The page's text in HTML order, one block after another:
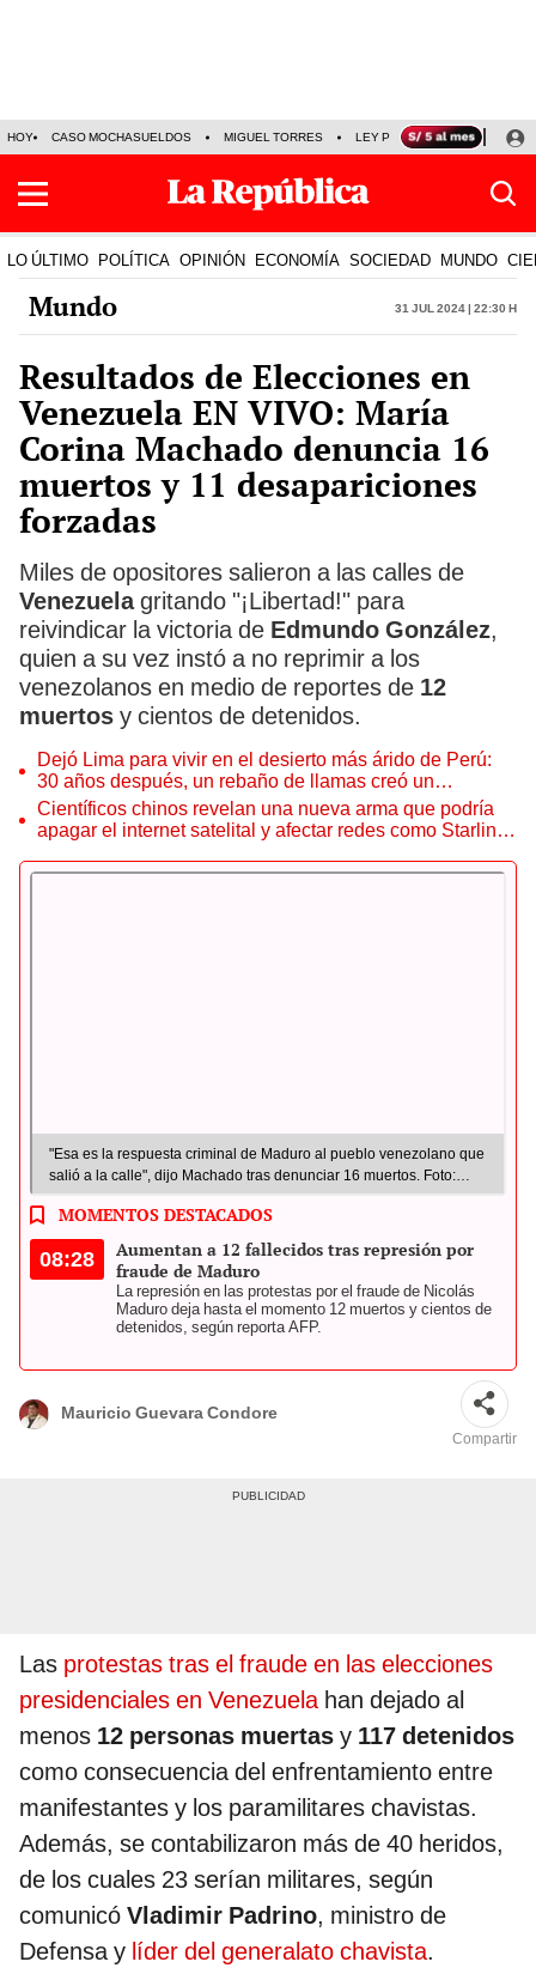
HOY CASO MOCHASUELDOS MIGUEL TORRES LEY PULPÍN PRECIO DEL
LO ÚLTIMO POLÍTICA OPINIÓN ECONOMÍA SOCIEDAD MUNDO
Mundo 31 Jul 2024 | 22:30 h
Resultados de Elecciones en
Venezuela EN VIVO: María
Corina Machado denuncia 16
muertos y 11 desapariciones
forzadas
Miles de opositores salieron a las calles de
Venezuelagritando "¡Libertad!" para
reivindicar la victoria de Edmundo González,
quien a su vez instó a no reprimir a los
venezolanos en medio de reportes de 12
muertos y cientos de detenidos.
Dejó Lima para vivir en el desierto más árido de Perú:
30 años después, un rebaño de llamas creó un
sorprendente ecosistema
Científicos chinos revelan una nueva arma que podría
apagar el internet satelital y afectar redes como Starlink
"Esa es la respuesta criminal de Maduro al pueblo venezolano que
salió a la calle", dijo Machado tras denunciar 16 muertos. Foto:
composición LR/AFP/CNN
MOMENTOS DESTACADOS
08:28
Aumentan a 12 fallecidos tras represión por
fraude de Maduro
La represión en las protestas por el fraude de Nicolás
Maduro deja hasta el momento 12 muertos y cientos de
detenidos, según reporta AFP.
Mauricio Guevara Condore
Compartir
Las protestas tras el fraude en las elecciones
presidenciales en Venezuelahan dejado al
menos 12 personas muertas y 117 detenidos
como consecuencia del enfrentamiento entre
manifestantes y los paramilitares chavistas.
Además, se contabilizaron más de 40 heridos,
de los cuales 23 serían militares, según
comunicó Vladimir Padrino, ministro de
Defensa y líder del generalato chavista.